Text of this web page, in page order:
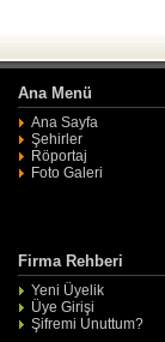
Ana Menü
Ana Sayfa
Şehirler
Röportaj
Foto Galeri
Firma Rehberi
Yeni Üyelik
Üye Girişi
Şifremi Unuttum?